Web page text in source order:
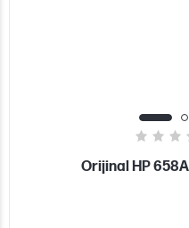
Orijinal HP